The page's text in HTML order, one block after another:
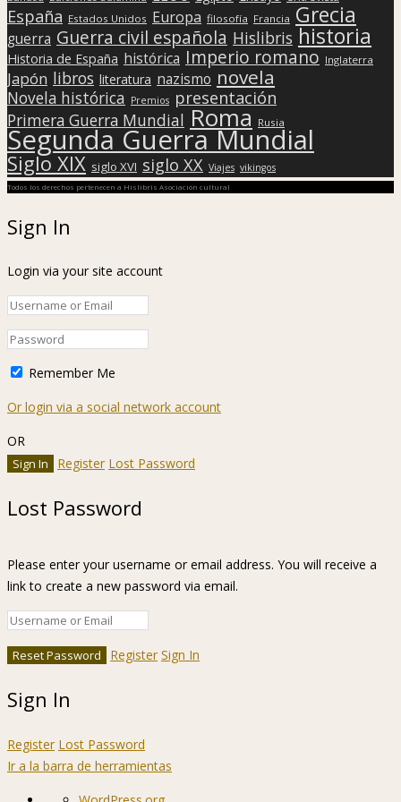
España Estados Unidos Europa filosofía Francia Grecia
guerra Guerra civil española Hislibris historia
Historia de España histórica Imperio romano Inglaterra
Japón libros literatura nazismo novela
Novela histórica Premios presentación
Primera Guerra Mundial Roma Rusia
Segunda Guerra Mundial
Siglo XIX siglo XVI siglo XX Viajes vikingos
Todos los derechos pertenecen a Hislibris Asociación cultural
Sign In
Login via your site account
Remember Me
Or login via a social network account
OR
Register Lost Password
Lost Password
Please enter your username or email address. You will receive a
link to create a new password via email.
Register Sign In
Sign In
Register Lost Password
Ir a la barra de herramientas
Acerca